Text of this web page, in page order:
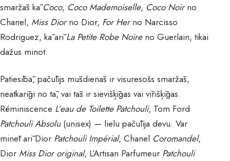
smaržās kāCoco, Coco Mademoiselle, Coco Noirno
Chanel, Miss Diorno Dior, For Herno Narcisso
Rodriguez, kā arīLa Petite Robe Noireno Guerlain, tikai
dažus minot.
Patiesībā, pačūlijs mūsdienās ir visuresošs smaržās,
neatkarīgi no tā, vai tās ir sievišķīgas vai vīrišķīgas.
Réminiscence L’eau de Toilette Patchouli, Tom Ford
Patchouli Absolu(unisex) — lielu pačūlija devu. Var
minēt arī Dior Patchouli Impérial, Chanel Coromandel,
Dior Miss Dior original, L’Artisan Parfumeur Patchouli